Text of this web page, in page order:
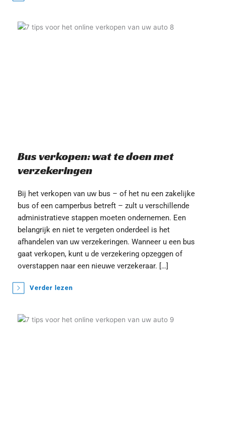
Bus verkopen: wat te doen met
verzekeringen
Bij het verkopen van uw bus – of het nu een zakelijke
bus of een camperbus betreft – zult u verschillende
administratieve stappen moeten ondernemen. Een
belangrijk en niet te vergeten onderdeel is het
afhandelen van uw verzekeringen. Wanneer u een bus
gaat verkopen, kunt u de verzekering opzeggen of
overstappen naar een nieuwe verzekeraar. […]
Verder lezen